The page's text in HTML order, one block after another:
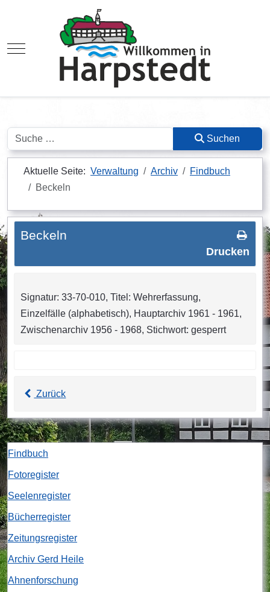
Mobile Menu Toggle
Suchen Suchen
Aktuelle Seite: Verwaltung Archiv
Findbuch
Beckeln
Drucken
Beckeln
Signatur: 33-70-010, Titel: Wehrerfassung,
Einzelfälle (alphabetisch), Hauptarchiv 1961 - 1961,
Zwischenarchiv 1956 - 1968, Stichwort: gesperrt
Zurück
Findbuch
Fotoregister
Seelenregister
Bücherregister
Zeitungsregister
Archiv Gerd Heile
Ahnenforschung